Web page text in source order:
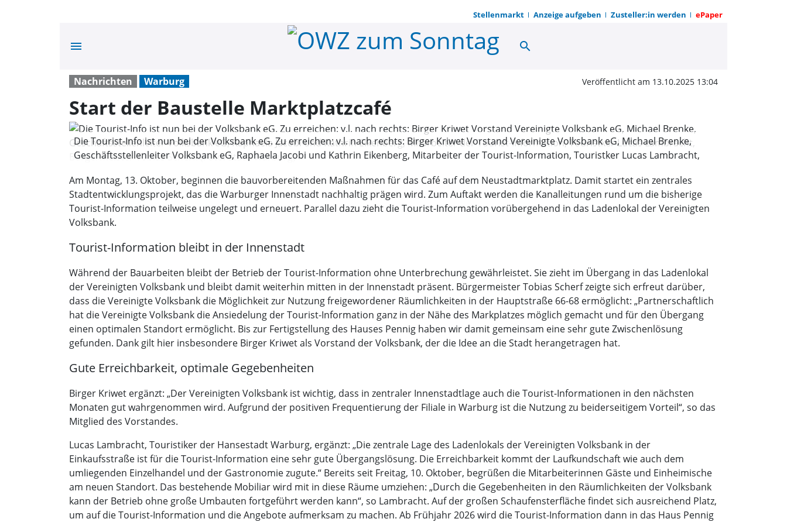
Stellenmarkt Anzeige aufgeben Zusteller:in werden ePaper
menu Start der Baustelle Marktplatzcafé |
search
Nachrichten Warburg Veröffentlicht am 13.10.2025 13:04
Start der Baustelle Marktplatzcafé
Die Tourist-Info ist nun bei der Volksbank eG. Zu erreichen: v.l. nach rechts: Birger Kriwet Vorstand Vereinigte Volksbank eG, Michael Brenke,
Geschäftsstellenleiter Volksbank eG, Raphaela Jacobi und Kathrin Eikenberg, Mitarbeiter der Tourist-Information, Touristker Lucas Lambracht,
Am Montag, 13. Oktober, beginnen die bauvorbereitenden Maßnahmen für das Café auf dem Neustadtmarktplatz. Damit startet ein zentrales
Stadtentwicklungsprojekt, das die Warburger Innenstadt nachhaltig prägen wird. Zum Auftakt werden die Kanalleitungen rund um die bisherige
Tourist-Information teilweise ungelegt und erneuert. Parallel dazu zieht die Tourist-Information vorübergehend in das Ladenlokal der Vereinigten
Volksbank.
Tourist-Information bleibt in der Innenstadt
Während der Bauarbeiten bleibt der Betrieb der Tourist-Information ohne Unterbrechung gewährleistet. Sie zieht im Übergang in das Ladenlokal
der Vereinigten Volksbank und bleibt damit weiterhin mitten in der Innenstadt präsent. Bürgermeister Tobias Scherf zeigte sich erfreut darüber,
dass die Vereinigte Volksbank die Möglichkeit zur Nutzung freigewordener Räumlichkeiten in der Hauptstraße 66-68 ermöglicht: „Partnerschaftlich
hat die Vereinigte Volksbank die Ansiedelung der Tourist-Information ganz in der Nähe des Markplatzes möglich gemacht und für den Übergang
einen optimalen Standort ermöglicht. Bis zur Fertigstellung des Hauses Pennig haben wir damit gemeinsam eine sehr gute Zwischenlösung
gefunden. Dank gilt hier insbesondere Birger Kriwet als Vorstand der Volksbank, der die Idee an die Stadt herangetragen hat.
Gute Erreichbarkeit, optimale Gegebenheiten
Birger Kriwet ergänzt: „Der Vereinigten Volksbank ist wichtig, dass in zentraler Innenstadtlage auch die Tourist-Informationen in den nächsten
Monaten gut wahrgenommen wird. Aufgrund der positiven Frequentierung der Filiale in Warburg ist die Nutzung zu beiderseitigem Vorteil“, so das
Mitglied des Vorstandes.
Lucas Lambracht, Touristiker der Hansestadt Warburg, ergänzt: „Die zentrale Lage des Ladenlokals der Vereinigten Volksbank in der
Einkaufsstraße ist für die Tourist-Information eine sehr gute Übergangslösung. Die Erreichbarkeit kommt der Laufkundschaft wie auch dem
umliegenden Einzelhandel und der Gastronomie zugute.“ Bereits seit Freitag, 10. Oktober, begrüßen die Mitarbeiterinnen Gäste und Einheimische
am neuen Standort. Das bestehende Mobiliar wird mit in diese Räume umziehen: „Durch die Gegebenheiten in den Räumlichkeiten der Volksbank
kann der Betrieb ohne große Umbauten fortgeführt werden kann“, so Lambracht. Auf der großen Schaufensterfläche findet sich ausreichend Platz,
um auf die Tourist-Information und die Angebote aufmerksam zu machen. Ab Frühjahr 2026 wird die Tourist-Information dann in das Haus Pennig